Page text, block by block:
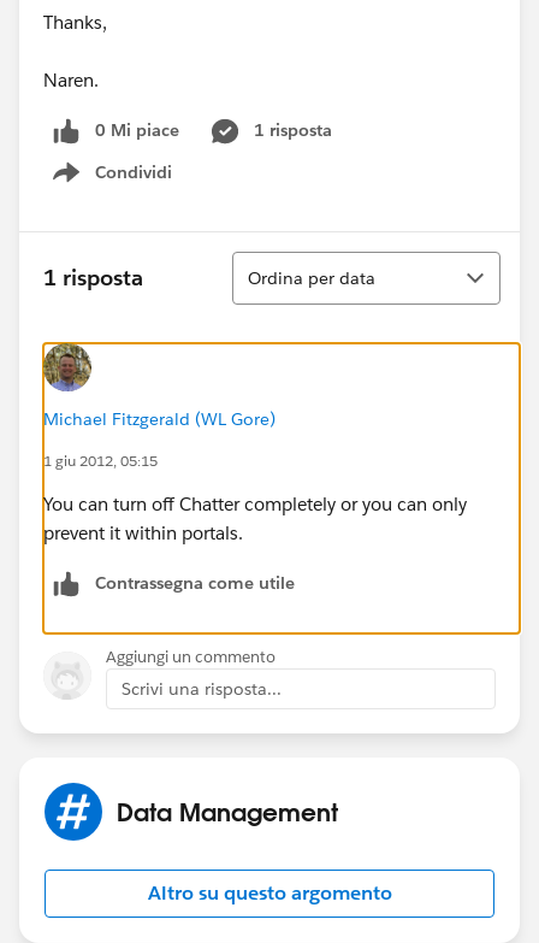
Thanks,
Naren.
0 Mi piace
1 risposta
Condividi
Show menu
1 risposta
Ordina
Ordina per data
Michael Fitzgerald (WL Gore)
1 giu 2012, 05:15
You can turn off Chatter completely or you can only
prevent it within portals.
Contrassegna come utile
Aggiungi un commento
Scrivi una risposta...
Data Management
Altro su questo argomento